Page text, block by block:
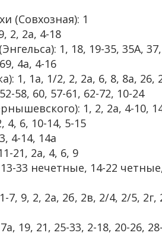
(Совхозная): 1
2, 2а, 4-18
1, 18, 19-35, 35А,
4а, 4-16
1, 1а, 1/2, 2, 2а, 6, 8, 8а, 26,
58, 60, 57-61, 62-72, 10-24
1, 2, 2а, 4-10,
6, 10-14, 5-15
4-14, 14а
21, 2а, 4, 6, 9
33 нечетные, 14-22
7, 9, 2, 2а, 2б, 2в, 2/4, 2/5, 2г,
19, 21, 25-33, 2-18, 20-26,